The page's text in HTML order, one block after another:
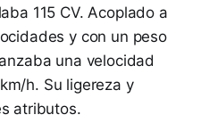
115 CV. Acoplado a
y con un peso
una velocidad
h. Su ligereza y
atributos.